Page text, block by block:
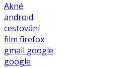
Akné
android
cestování
film firefox
gmail google
google